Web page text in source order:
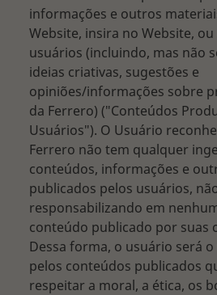
informações e outros
Website, insira no Website,
usuários (incluindo, mas não
ideias criativas, sugestões e
opiniões/informações sobre
da Ferrero) ("Conteúdos
Usuários"). O Usuário
Ferrero não tem qualquer
conteúdos, informações e
publicados pelos usuários,
responsabilizando em
conteúdo publicado por suas
Dessa forma, o usuário será
pelos conteúdos publicados
respeitar a moral, a ética, os